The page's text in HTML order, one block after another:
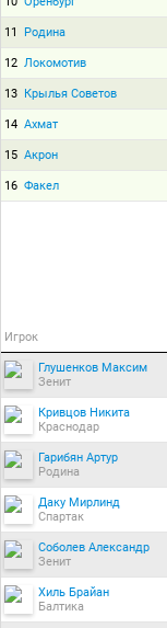
11 Родина
12 Локомотив
13 Крылья Советов
14 Ахмат
15 Акрон
16 Факел
Игрок
Глушенков Максим
Зенит
Кривцов Никита
Краснодар
Гарибян Артур
Родина
Даку Мирлинд
Спартак
Соболев Александр
Зенит
Хиль Брайан
Балтика